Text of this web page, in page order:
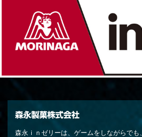
森永製菓株式会社
森永ｉｎゼリーは、ゲームをしながらでも